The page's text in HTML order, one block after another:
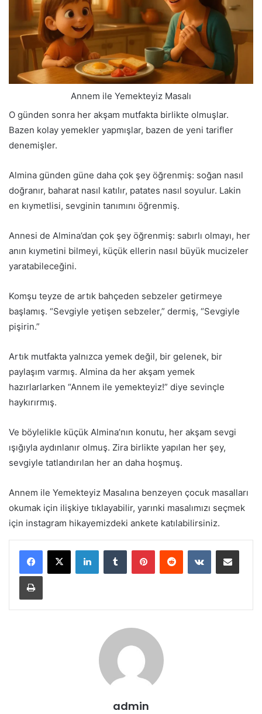
Annem ile Yemekteyiz Masalı
O günden sonra her akşam mutfakta birlikte olmuşlar.
Bazen kolay yemekler yapmışlar, bazen de yeni tarifler
denemişler.
Almina günden güne daha çok şey öğrenmiş: soğan nasıl
doğranır, baharat nasıl katılır, patates nasıl soyulur. Lakin
en kıymetlisi, sevginin tanımını öğrenmiş.
Annesi de Almina’dan çok şey öğrenmiş: sabırlı olmayı, her
anın kıymetini bilmeyi, küçük ellerin nasıl büyük mucizeler
yaratabileceğini.
Komşu teyze de artık bahçeden sebzeler getirmeye
başlamış. “Sevgiyle yetişen sebzeler,” dermiş, “Sevgiyle
pişirin.”
Artık mutfakta yalnızca yemek değil, bir gelenek, bir
paylaşım varmış. Almina da her akşam yemek
hazırlarlarken “Annem ile yemekteyiz!” diye sevinçle
haykırırmış.
Ve böylelikle küçük Almina’nın konutu, her akşam sevgi
ışığıyla aydınlanır olmuş. Zira birlikte yapılan her şey,
sevgiyle tatlandırılan her an daha hoşmuş.
Annem ile Yemekteyiz Masalına benzeyen çocuk masalları
okumak için ilişkiye tıklayabilir, yarınki masalımızı seçmek
için instagram hikayemizdeki ankete katılabilirsiniz.
LinkedInTumblr PinterestReddit VKontakteE-Posta ile paylaş
Yazdır
admin